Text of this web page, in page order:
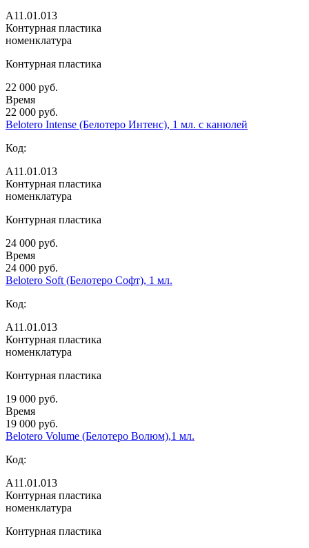
А11.01.013
Контурная пластика
номенклатура
Контурная пластика
22 000 руб.
Время
22 000 руб.
Belotero Intense (Белотеро Интенс), 1 мл. с канюлей
Код:
А11.01.013
Контурная пластика
номенклатура
Контурная пластика
24 000 руб.
Время
24 000 руб.
Belotero Soft (Белотеро Софт), 1 мл.
Код:
А11.01.013
Контурная пластика
номенклатура
Контурная пластика
19 000 руб.
Время
19 000 руб.
Belotero Volume (Белотеро Волюм),1 мл.
Код:
А11.01.013
Контурная пластика
номенклатура
Контурная пластика